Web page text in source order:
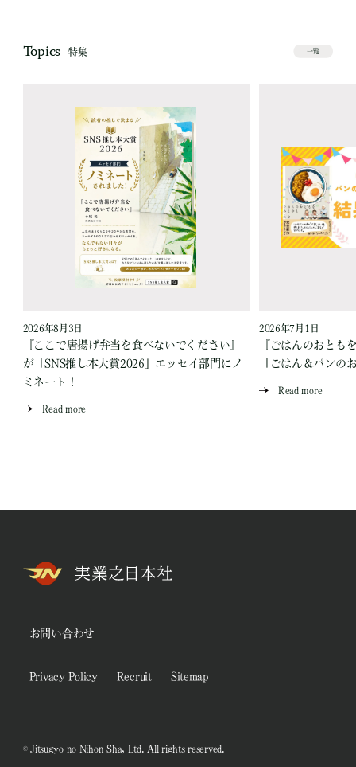
Topics 特集 一覧
2026年8月3日
『ここで唐揚げ弁当を食べないでください』
が「SNS推し本大賞2026」エッセイ部門にノ
ミネート！
Read more
2026年7月1日
『ごはんのおとも
「ごはん＆パンの
Read more
お問い合わせ
Privacy Policy Recruit Sitemap
© Jitsugyo no Nihon Sha, Ltd. All rights reserved.